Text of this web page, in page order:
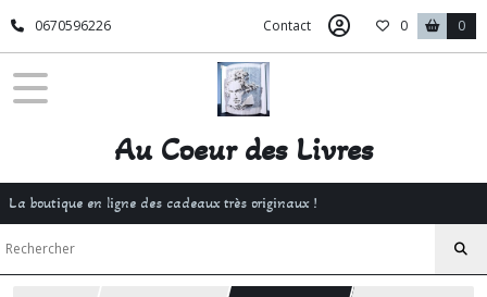
0670596226 Contact 0 0
Au Coeur des Livres
La boutique en ligne des cadeaux très originaux !